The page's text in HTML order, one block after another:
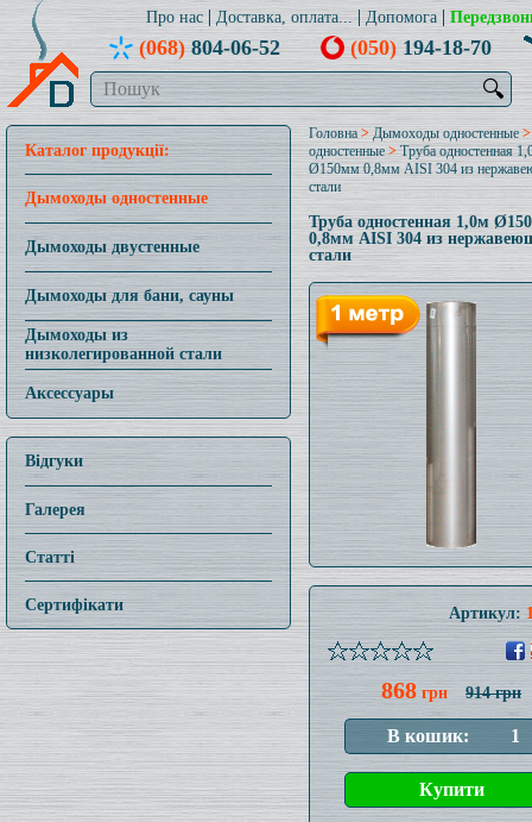
Про нас Доставка, оплата... Допомога
(068)804-06-52 (050)194-18-70
🔍
Каталог продукції:
Дымоходы одностенные
Дымоходы двустенные
Дымоходы для бани, сауны
Дымоходы из
низколегированной стали
Аксессуары
Відгуки
Галерея
Статті
Сертифікати
Головна > Дымоходы одностенные
одностенные >Труба одностенная
Ø150мм 0,8мм AISI 304 из
стали
Труба одностенная 1,0м
0,8мм AISI 304 из
стали
Артикул:
868 грн 914 грн